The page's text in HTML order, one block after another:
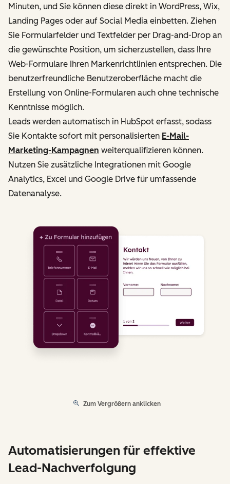
Minuten, und Sie können diese direkt in WordPress, Wix,
Landing Pages oder auf Social Media einbetten. Ziehen
Sie Formularfelder und Textfelder per Drag-and-Drop an
die gewünschte Position, um sicherzustellen, dass Ihre
Web-Formulare Ihren Markenrichtlinien entsprechen. Die
benutzerfreundliche Benutzeroberfläche macht die
Erstellung von Online-Formularen auch ohne technische
Kenntnisse möglich.
Leads werden automatisch in HubSpot erfasst, sodass
Sie Kontakte sofort mit personalisierten E-Mail-
Marketing-Kampagnen weiterqualifizieren können.
Nutzen Sie zusätzliche Integrationen mit Google
Analytics, Excel und Google Drive für umfassende
Datenanalyse.
Zum Vergrößern anklicken
Automatisierungen für effektive
Lead-Nachverfolgung